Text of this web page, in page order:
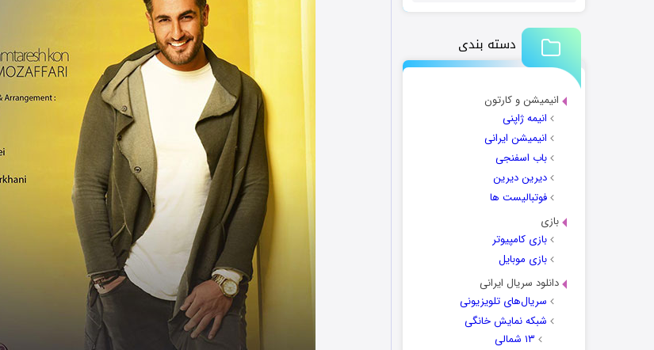
دسته بندی
انیمیشن و کارتون
انیمه ژاپنی
انیمیشن ایرانی
باب اسفنجی
دیرین دیرین
فوتبالیست ها
بازی
بازی کامپیوتر
بازی موبایل
دانلود سریال ایرانی
سریال‌های تلویزیونی
شبکه نمایش خانگی
۱۳ شمالی